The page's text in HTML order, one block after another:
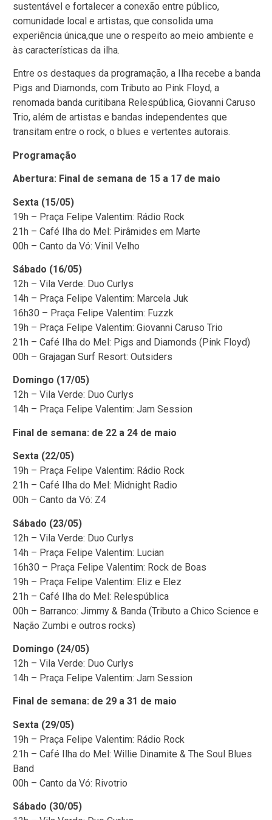
sustentável e fortalecer a conexão entre público,
comunidade local e artistas, que consolida uma
experiência única,que une o respeito ao meio ambiente e
às características da ilha.
Entre os destaques da programação, a Ilha recebe a banda
Pigs and Diamonds, com Tributo ao Pink Floyd, a
renomada banda curitibana Relespública, Giovanni Caruso
Trio, além de artistas e bandas independentes que
transitam entre o rock, o blues e vertentes autorais.
Programação
Abertura: Final de semana de 15 a 17 de maio
Sexta (15/05)
19h – Praça Felipe Valentim: Rádio Rock
21h – Café Ilha do Mel: Pirâmides em Marte
00h – Canto da Vó: Vinil Velho
Sábado (16/05)
12h – Vila Verde: Duo Curlys
14h – Praça Felipe Valentim: Marcela Juk
16h30 – Praça Felipe Valentim: Fuzzk
19h – Praça Felipe Valentim: Giovanni Caruso Trio
21h – Café Ilha do Mel: Pigs and Diamonds (Pink Floyd)
00h – Grajagan Surf Resort: Outsiders
Domingo (17/05)
12h – Vila Verde: Duo Curlys
14h – Praça Felipe Valentim: Jam Session
Final de semana: de 22 a 24 de maio
Sexta (22/05)
19h – Praça Felipe Valentim: Rádio Rock
21h – Café Ilha do Mel: Midnight Radio
00h – Canto da Vó: Z4
Sábado (23/05)
12h – Vila Verde: Duo Curlys
14h – Praça Felipe Valentim: Lucian
16h30 – Praça Felipe Valentim: Rock de Boas
19h – Praça Felipe Valentim: Eliz e Elez
21h – Café Ilha do Mel: Relespública
00h – Barranco: Jimmy & Banda (Tributo a Chico Science e
Nação Zumbi e outros rocks)
Domingo (24/05)
12h – Vila Verde: Duo Curlys
14h – Praça Felipe Valentim: Jam Session
Final de semana: de 29 a 31 de maio
Sexta (29/05)
19h – Praça Felipe Valentim: Rádio Rock
21h – Café Ilha do Mel: Willie Dinamite & The Soul Blues
Band
00h – Canto da Vó: Rivotrio
Sábado (30/05)